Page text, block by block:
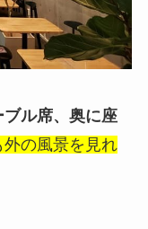
ル席、奥に座
外の風景を見れ